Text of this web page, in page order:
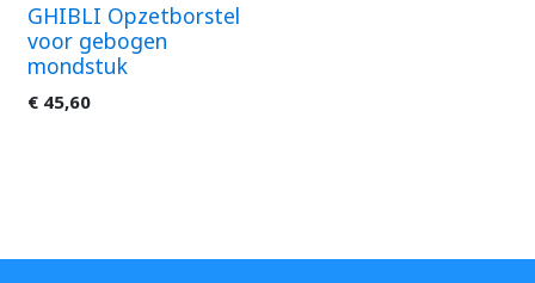
GHIBLI Opzetborstel
voor gebogen
mondstuk
€ 45,60